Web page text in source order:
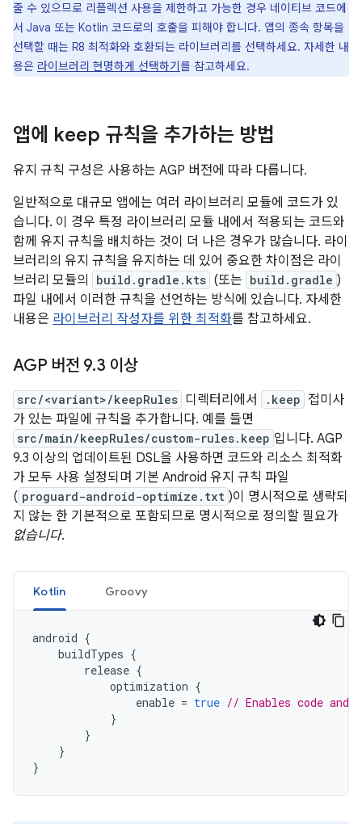
줄 수 있으므로 리플렉션 사용을 제한하고 가능한 경우 네이티브 코드에
서 Java 또는 Kotlin 코드로의 호출을 피해야 합니다. 앱의 종속 항목을
선택할 때는 R8 최적화와 호환되는 라이브러리를 선택하세요. 자세한 내
용은 라이브러리 현명하게 선택하기를 참고하세요.
앱에 keep 규칙을 추가하는 방법
유지 규칙 구성은 사용하는 AGP 버전에 따라 다릅니다.
일반적으로 대규모 앱에는 여러 라이브러리 모듈에 코드가 있
습니다. 이 경우 특정 라이브러리 모듈 내에서 적용되는 코드와
함께 유지 규칙을 배치하는 것이 더 나은 경우가 많습니다. 라이
브러리의 유지 규칙을 유지하는 데 있어 중요한 차이점은 라이
브러리 모듈의
build.gradle.kts (또는 build.gradle )
파일 내에서 이러한 규칙을 선언하는 방식에 있습니다. 자세한
내용은 라이브러리 작성자를 위한 최적화를 참고하세요.
AGP 버전 9.3 이상
src/<variant>/keepRules 디렉터리에서 .keep 접미사
가 있는 파일에 규칙을 추가합니다. 예를 들면
src/main/keepRules/custom-rules.keep 입니다. AGP
9.3 이상의 업데이트된 DSL을 사용하면 코드와 리소스 최적화
가 모두 사용 설정되며 기본 Android 유지 규칙 파일
( proguard-android-optimize.txt )이 명시적으로 생략되
지 않는 한 기본적으로 포함되므로 명시적으로 정의할 필요가
없습니다.
Kotlin Groovy
android {
buildTypes {
release {
optimization {
enable = true // Enables code and
}
}
}
}